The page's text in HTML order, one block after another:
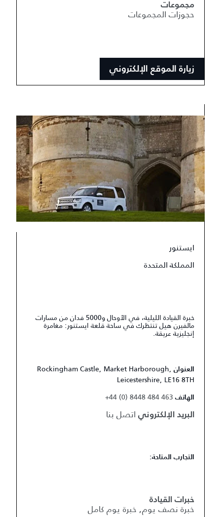
مجموعات
حجوزات المجموعات
زيارة الموقع الإلكتروني
ايستنور
المملكة المتحدة
خبرة القيادة الليلية، في الأوحال و5000 فدان من مسارات
مالفيرن هيل تنتظرك في ساحة قلعة ايستنور: مغامرة
إنجليزية عريقة.
العنوان Rockingham Castle, Market Harborough,
Leicestershire, LE16 8TH
الهاتف +44 (0) 8448 484 463
البريد الإلكتروني اتصل بنا
التجارب المتاحة:
خبرات القيادة
خبرة نصف يوم, خبرة يوم كامل